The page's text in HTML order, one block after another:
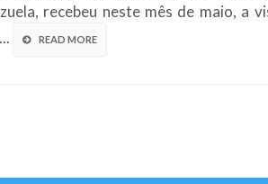
recebeu neste mês de maio, a
READ MORE